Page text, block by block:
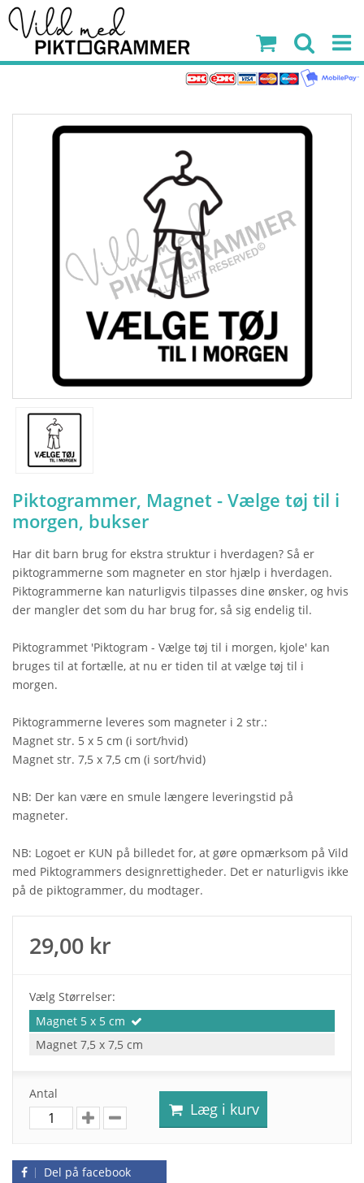
Piktogrammer, Magnet - Vælge tøj til i
morgen, bukser
Har dit barn brug for ekstra struktur i hverdagen? Så er
piktogrammerne som magneter en stor hjælp i hverdagen.
Piktogrammerne kan naturligvis tilpasses dine ønsker, og hvis
der mangler det som du har brug for, så sig endelig til.
Piktogrammet 'Piktogram - Vælge tøj til i morgen, kjole' kan
bruges til at fortælle, at nu er tiden til at vælge tøj til i
morgen.
Piktogrammerne leveres som magneter i 2 str.:
Magnet str. 5 x 5 cm (i sort/hvid)
Magnet str. 7,5 x 7,5 cm (i sort/hvid)
NB: Der kan være en smule længere leveringstid på
magneter.
NB: Logoet er KUN på billedet for, at gøre opmærksom på Vild
med Piktogrammers designrettigheder. Det er naturligvis ikke
på de piktogrammer, du modtager.
29,00 kr
Vælg Størrelser:
Magnet 5 x 5 cm
Magnet 7,5 x 7,5 cm
Antal
Læg i kurv
Del på facebook